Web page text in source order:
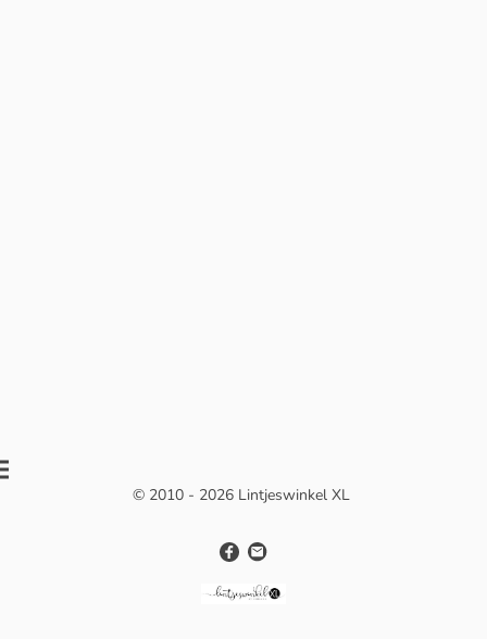
© 2010 - 2026 Lintjeswinkel XL